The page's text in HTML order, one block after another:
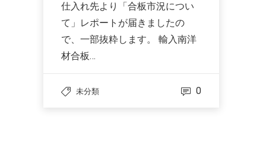
仕入れ先より「合板市況につい
て」レポートが届きましたの
で、一部抜粋します。 輸入南洋
材合板…
未分類 0